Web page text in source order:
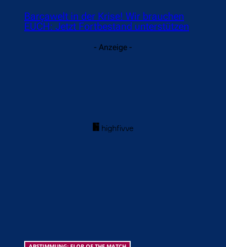
Barçawelt in der Krise! Wir brauchen
EUCH: Jetzt Fortbestand unterstützen
- Anzeige -